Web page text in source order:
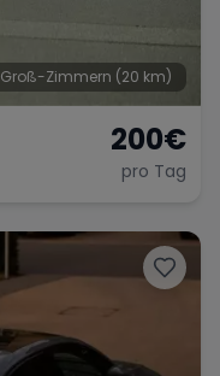
Groß-Zimmern (20 km)
200€
pro Tag